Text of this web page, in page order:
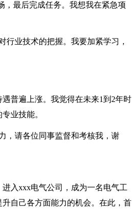
，最后完成任务。我想我在紧急项
行业技术的把握。我要加紧学习，
普遍上涨。我觉得在未来1到2年时
业技能。
，请各位同事监督和考核我，谢
入xxx电气公司，成为一名电气工
自己各方面能力的机会。在此，首